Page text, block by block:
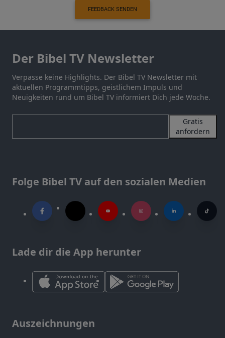
FEEDBACK SENDEN
Der Bibel TV Newsletter
Verpasse keine Highlights. Der Bibel TV Newsletter mit
aktuellen Programmtipps, geistlichem Impuls und
Neuigkeiten rund um Bibel TV informiert Dich jede Woche.
Gratis
anfordern
Folge Bibel TV auf den sozialen Medien
Lade dir die App herunter
Auszeichnungen